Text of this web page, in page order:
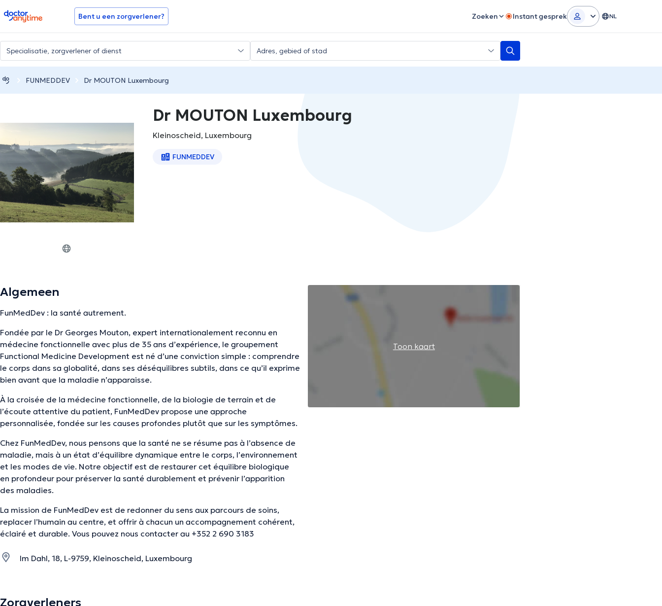
doctoranytime Bent u een zorgverlener? Zoeken Instant gesprek NL
FUNMEDDEV Dr MOUTON Luxembourg
Dr MOUTON Luxembourg
Kleinoscheid, Luxembourg
FUNMEDDEV
Algemeen
FunMedDev : la santé autrement.
Fondée par le Dr Georges Mouton, expert internationalement reconnu en
médecine fonctionnelle avec plus de 35 ans d’expérience, le groupement
Functional Medicine Development est né d’une conviction simple : comprendre
le corps dans sa globalité, dans ses déséquilibres subtils, dans ce qu’il exprime
bien avant que la maladie n’apparaisse.
À la croisée de la médecine fonctionnelle, de la biologie de terrain et de
l’écoute attentive du patient, FunMedDev propose une approche
personnalisée, fondée sur les causes profondes plutôt que sur les symptômes.
Chez FunMedDev, nous pensons que la santé ne se résume pas à l’absence de
maladie, mais à un état d’équilibre dynamique entre le corps, l’environnement
et les modes de vie. Notre objectif est de restaurer cet équilibre biologique
en profondeur pour préserver la santé durablement et prévenir l’apparition
des maladies.
La mission de FunMedDev est de redonner du sens aux parcours de soins,
replacer l’humain au centre, et offrir à chacun un accompagnement cohérent,
éclairé et durable. Vous pouvez nous contacter au +352 2 690 3183‬
Im Dahl, 18, L-9759, Kleinoscheid, Luxembourg
Toon kaart
Zorgverleners